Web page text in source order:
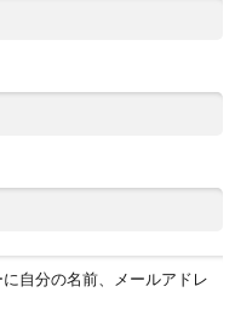
自分の名前、メールアドレ